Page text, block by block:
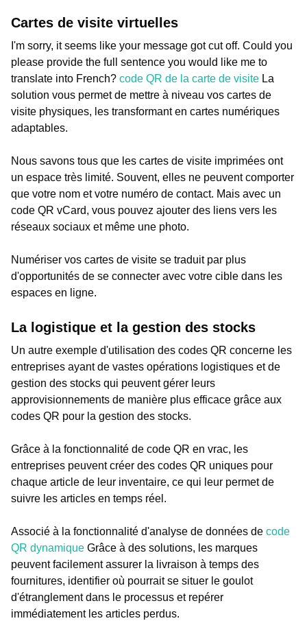
Cartes de visite virtuelles
I'm sorry, it seems like your message got cut off. Could you
please provide the full sentence you would like me to
translate into French? code QR de la carte de visite La
solution vous permet de mettre à niveau vos cartes de
visite physiques, les transformant en cartes numériques
adaptables.
Nous savons tous que les cartes de visite imprimées ont
un espace très limité. Souvent, elles ne peuvent comporter
que votre nom et votre numéro de contact. Mais avec un
code QR vCard, vous pouvez ajouter des liens vers les
réseaux sociaux et même une photo.
Numériser vos cartes de visite se traduit par plus
d'opportunités de se connecter avec votre cible dans les
espaces en ligne.
La logistique et la gestion des stocks
Un autre exemple d'utilisation des codes QR concerne les
entreprises ayant de vastes opérations logistiques et de
gestion des stocks qui peuvent gérer leurs
approvisionnements de manière plus efficace grâce aux
codes QR pour la gestion des stocks.
Grâce à la fonctionnalité de code QR en vrac, les
entreprises peuvent créer des codes QR uniques pour
chaque article de leur inventaire, ce qui leur permet de
suivre les articles en temps réel.
Associé à la fonctionnalité d'analyse de données de code
QR dynamique Grâce à des solutions, les marques
peuvent facilement assurer la livraison à temps des
fournitures, identifier où pourrait se situer le goulot
d'étranglement dans le processus et repérer
immédiatement les articles perdus.